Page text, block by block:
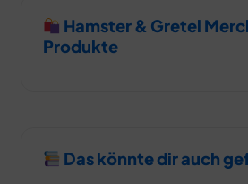
Hamster & Gretel
Produkte
Das könnte dir auch